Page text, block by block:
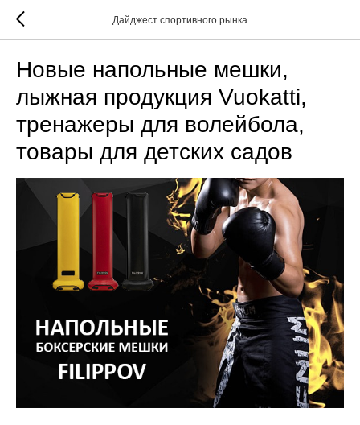
Дайджест спортивного рынка
Новые напольные мешки,
лыжная продукция Vuokatti,
тренажеры для волейбола,
товары для детских садов